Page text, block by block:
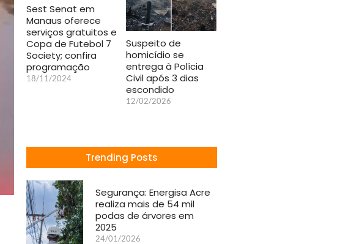
Sest Senat em
Manaus oferece
serviços gratuitos e
Copa de Futebol 7
Society; confira
programação
18/11/2024
Suspeito de
homicídio se
entrega à Polícia
Civil após 3 dias
escondido
12/02/2026
Trending Posts
Segurança: Energisa Acre
realiza mais de 54 mil
podas de árvores em
2025
24/01/2026